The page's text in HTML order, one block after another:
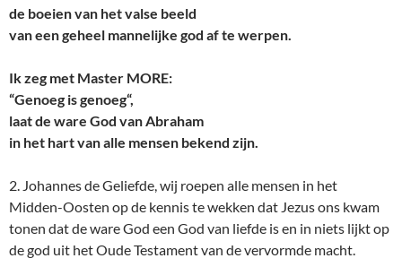
de boeien van het valse beeld
van een geheel mannelijke god af te werpen.
Ik zeg met Master MORE:
“Genoeg is genoeg“,
laat de ware God van Abraham
in het hart van alle mensen bekend zijn.
2. Johannes de Geliefde, wij roepen alle mensen in het
Midden-Oosten op de kennis te wekken dat Jezus ons kwam
tonen dat de ware God een God van liefde is en in niets lijkt op
de god uit het Oude Testament van de vervormde macht.